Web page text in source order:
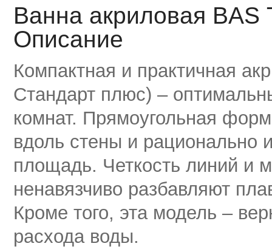
Ванна акриловая
Описание
Компактная и практичная
Стандарт плюс) –
комнат. Прямоугольная
вдоль стены и рационально
площадь. Четкость линий и
ненавязчиво разбавляют
Кроме того, эта модель –
расхода воды.